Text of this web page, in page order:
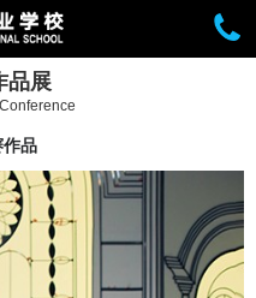
品展
作品